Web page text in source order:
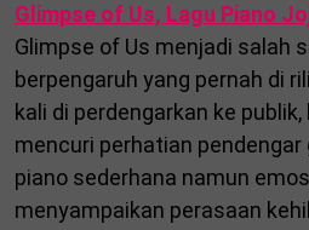
Glimpse of Us, Lagu Piano
Glimpse of Us menjadi salah
berpengaruh yang pernah di
kali di perdengarkan ke
mencuri perhatian pendengar
piano sederhana namun
menyampaikan perasaan